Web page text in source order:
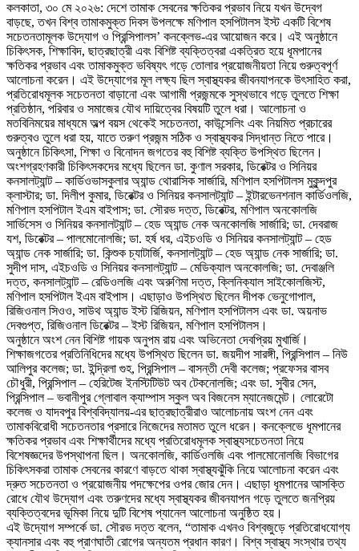
কলকাতা, ৩০ মে ২০২৬: দেশে তামাক সেবনের ক্ষতিকর প্রভাব নিয়ে যখন উদ্বেগ
বাড়ছে, তখন বিশ্ব তামাকমুক্ত দিবস উপলক্ষে মণিপাল হসপিটালস ইস্ট একটি বিশেষ
সচেতনতামূলক উদ্যোগ ও প্রিন্সিপালস’ কনক্লেভ-এর আয়োজন করে। এই অনুষ্ঠানে
চিকিৎসক, শিক্ষাবিদ, ছাত্রছাত্রী এবং বিশিষ্ট ব্যক্তিত্বরা একত্রিত হয়ে ধূমপানের
ক্ষতিকর প্রভাব এবং তামাকমুক্ত ভবিষ্যৎ গড়ে তোলার প্রয়োজনীয়তা নিয়ে গুরুত্বপূর্ণ
আলোচনা করেন। এই উদ্যোগের মূল লক্ষ্য ছিল স্বাস্থ্যকর জীবনযাপনকে উৎসাহিত করা,
প্রতিরোধমূলক সচেতনতা বাড়ানো এবং আগামী প্রজন্মকে সুস্থভাবে গড়ে তুলতে শিক্ষা
প্রতিষ্ঠান, পরিবার ও সমাজের যৌথ দায়িত্বের বিষয়টি তুলে ধরা। আলোচনা ও
মতবিনিময়ের মাধ্যমে অল্প বয়স থেকেই সচেতনতা, কাউন্সেলিং এবং নিয়মিত প্রচারের
গুরুত্বও তুলে ধরা হয়, যাতে তরুণ প্রজন্ম সঠিক ও স্বাস্থ্যকর সিদ্ধান্ত নিতে পারে।
অনুষ্ঠানে চিকিৎসা, শিক্ষা ও বিনোদন জগতের বহু বিশিষ্ট ব্যক্তি উপস্থিত ছিলেন।
অংশগ্রহণকারী চিকিৎসকদের মধ্যে ছিলেন ডা. কুণাল সরকার, ডিরেক্টর ও সিনিয়র
কনসালট্যান্ট – কার্ডিওভাসকুলার অ্যান্ড থোরাসিক সার্জারি, মণিপাল হসপিটালস মুকুন্দপুর
ক্লাস্টার; ডা. দিলীপ কুমার, ডিরেক্টর ও সিনিয়র কনসালট্যান্ট – ইন্টারভেনশনাল কার্ডিওলজি,
মণিপাল হসপিটাল ইএম বাইপাস; ডা. সৌরভ দত্ত, ডিরেক্টর, মণিপাল অনকোলজি
সার্ভিসেস ও সিনিয়র কনসালট্যান্ট – হেড অ্যান্ড নেক অনকোলজি সার্জারি; ডা. দেবরাজ
যশ, ডিরেক্টর – পালমোনোলজি; ডা. হর্ষ ধর, এইচওডি ও সিনিয়র কনসালট্যান্ট – হেড
অ্যান্ড নেক সার্জারি; ডা. কিন্শুক চ্যাটার্জি, কনসালট্যান্ট – হেড অ্যান্ড নেক সার্জারি; ডা.
সুদীপ দাস, এইচওডি ও সিনিয়র কনসালট্যান্ট – মেডিক্যাল অনকোলজি; ডা. দেবাঞ্জলি
দত্ত, কনসালট্যান্ট – রেডিওলজি এবং অরুণিমা দত্ত, ক্লিনিক্যাল সাইকোলজিস্ট,
মণিপাল হসপিটাল ইএম বাইপাস। এছাড়াও উপস্থিত ছিলেন দীপক ভেনুগোপাল,
রিজিওনাল সিওও, সাউথ অ্যান্ড ইস্ট রিজিয়ন, মণিপাল হসপিটালস এবং ডা. অয়নাভ
দেবগুপ্ত, রিজিওনাল ডিরেক্টর – ইস্ট রিজিয়ন, মণিপাল হসপিটালস।
অনুষ্ঠানে অংশ নেন বিশিষ্ট গায়ক অনুপম রায় এবং অভিনেতা দেবপ্রিয় মুখার্জি।
শিক্ষাজগতের প্রতিনিধিদের মধ্যে উপস্থিত ছিলেন ডা. জয়দীপ সারঙ্গী, প্রিন্সিপাল – নিউ
আলিপুর কলেজ; ডা. ইন্দ্রিলা গুহ, প্রিন্সিপাল – বাসন্তী দেবী কলেজ; প্রফেসর বাসব
চৌধুরী, প্রিন্সিপাল – হেরিটেজ ইনস্টিটিউট অব টেকনোলজি; এবং ডা. সুবীর সেন,
প্রিন্সিপাল – ভবানীপুর গ্লোবাল ক্যাম্পাস স্কুল অব বিজনেস ম্যানেজমেন্ট। লোরেটো
কলেজ ও যাদবপুর বিশ্ববিদ্যালয়-এর ছাত্রছাত্রীরাও আলোচনায় অংশ নেন এবং
তামাকবিরোধী সচেতনতার প্রসারে নিজেদের মতামত তুলে ধরেন। কনক্লেভে ধূমপানের
ক্ষতিকর প্রভাব এবং শিক্ষার্থীদের মধ্যে প্রতিরোধমূলক স্বাস্থ্যসচেতনতা নিয়ে
বিশেষজ্ঞদের উপস্থাপনা ছিল। অনকোলজি, কার্ডিওলজি এবং পালমোনোলজি বিভাগের
চিকিৎসকরা তামাক সেবনের কারণে বাড়তে থাকা স্বাস্থ্যঝুঁকি নিয়ে আলোচনা করেন এবং
দ্রুত সচেতনতা ও প্রয়োজনীয় পদক্ষেপের ওপর জোর দেন। এছাড়া ধূমপানের আসক্তি
রোধে যৌথ উদ্যোগ এবং তরুণদের মধ্যে স্বাস্থ্যকর জীবনযাপন গড়ে তুলতে জনপ্রিয়
ব্যক্তিত্বদের ভূমিকা নিয়ে দুটি বিশেষ প্যানেল আলোচনা অনুষ্ঠিত হয়।
এই উদ্যোগ সম্পর্কে ডা. সৌরভ দত্ত বলেন, “তামাক এখনও বিশ্বজুড়ে প্রতিরোধযোগ্য
ক্যানসার এবং বহু প্রাণঘাতী রোগের অন্যতম প্রধান কারণ। বিশ্ব স্বাস্থ্য সংস্থার তথ্য